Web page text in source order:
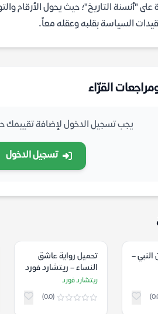
على "أنسنة التاريخ"؛ حيث يحول الأرقام
السياسة بقلبه وعقله معاً.
القرّاء
يجب تسجيل الدخول لإضافة تقييمك
تسجيل الدخول
النبي –
تحميل رواية عاشق
النساء – ريتشارد فورد
ريتشارد فورد
(0.0)